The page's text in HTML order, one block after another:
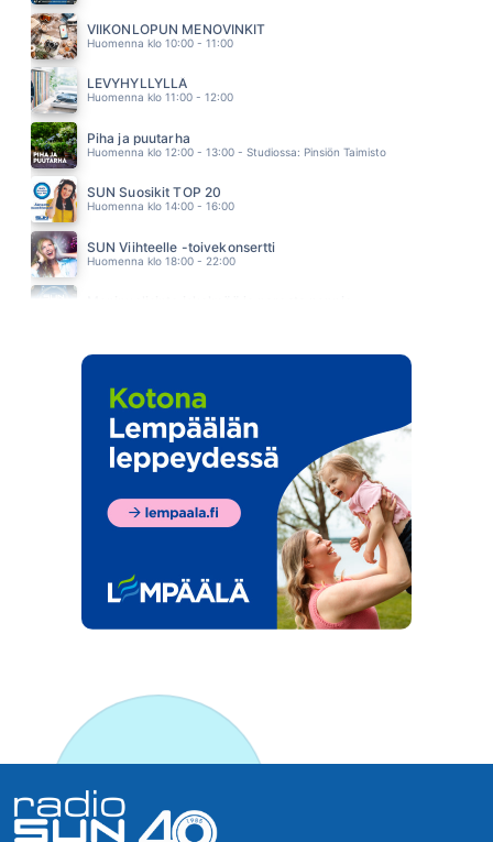
SAMULI EDELMANN
05.28
VIIKONLOPUN MENOVINKIT
Huomenna klo 10:00 - 11:00
LEVYHYLLYLLÄ
Huomenna klo 11:00 - 12:00
Piha ja puutarha
Huomenna klo 12:00 - 13:00 - Studiossa: Pinsiön Taimisto
SUN Suosikit TOP 20
Huomenna klo 14:00 - 16:00
SUN Viihteelle -toivekonsertti
Huomenna klo 18:00 - 22:00